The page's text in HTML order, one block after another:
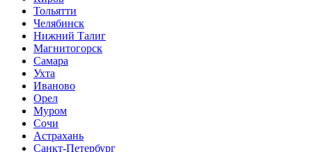
Тольятти
Челябинск
Нижний Талиг
Магнитогорск
Самара
Ухта
Иваново
Орел
Муром
Сочи
Астрахань
Санкт-Петербург